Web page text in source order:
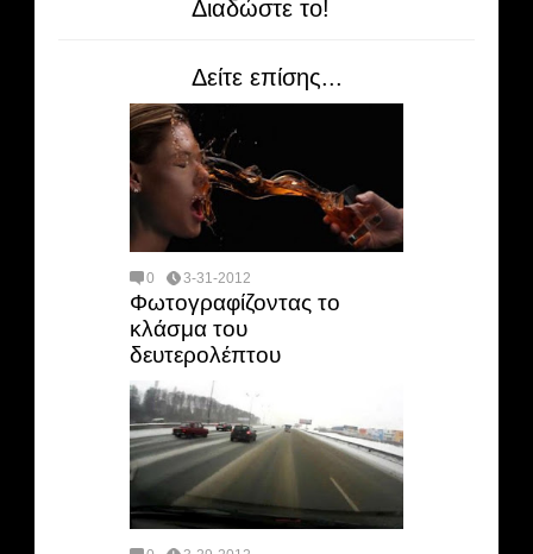
Διαδώστε το!
Δείτε επίσης...
0 3-31-2012
Φωτογραφίζοντας το
κλάσμα του
δευτερολέπτου